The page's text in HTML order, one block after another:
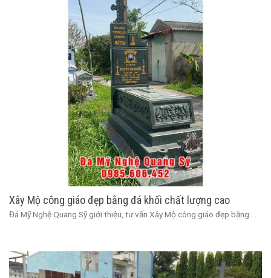
Xây Mộ công giáo đẹp bằng đá khối chất lượng cao
Đá Mỹ Nghệ Quang Sỹ giới thiệu, tư vấn Xây Mộ công giáo đẹp bằng ...